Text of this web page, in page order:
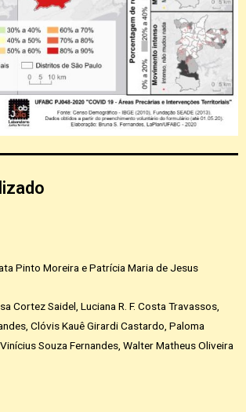
Pinto Moreira e Patrícia Maria de Jesus
Cortez Saidel, Luciana R. F. Costa Travassos,
Clóvis Kauê Girardi Castardo, Paloma
Souza Fernandes, Walter Matheus Oliveira